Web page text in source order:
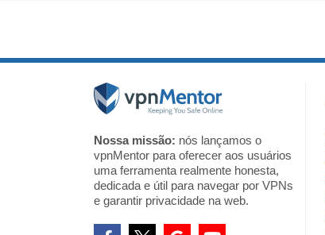
Nossa missão: nós lançamos o
vpnMentor para oferecer aos usuários
uma ferramenta realmente honesta,
dedicada e útil para navegar por VPNs
e garantir privacidade na web.